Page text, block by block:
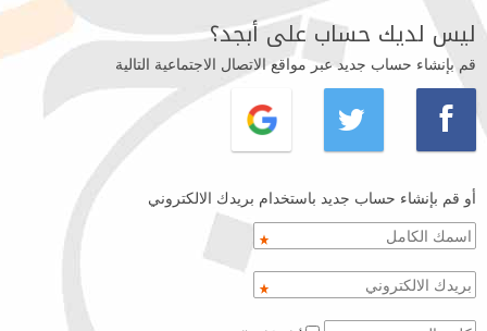
ليس لديك حساب على أبجد؟
قم بإنشاء حساب جديد عبر مواقع الاتصال الاجتماعية التالية
أو قم بإنشاء حساب جديد باستخدام بريدك الالكتروني